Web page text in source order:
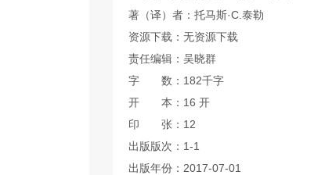
著（译）者：托马斯·C.泰勒
资源下载：无资源下载
责任编辑：吴晓群
字 数：182千字
开 本：16 开
印 张：12
出版版次：1-1
出版年份：2017-07-01